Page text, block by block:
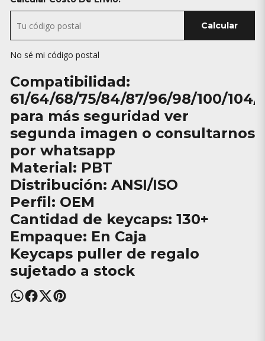
Calcular
No sé mi código postal
Compatibilidad:
61/64/68/75/84/87/96/98/100/104/
para más seguridad ver
segunda imagen o consultarnos
por whatsapp
Material: PBT
Distribución: ANSI/ISO
Perfil: OEM
Cantidad de keycaps: 130+
Empaque: En Caja
Keycaps puller de regalo
sujetado a stock